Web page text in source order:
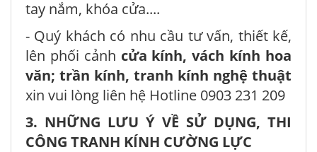
tay nắm, khóa cửa....
- Quý khách có nhu cầu tư vấn, thiết kế,
lên phối cảnh cửa kính, vách kính hoa
văn; trần kính, tranh kính nghệ thuật
xin vui lòng liên hệ Hotline 0903 231 209
3. NHỮNG LƯU Ý VỀ SỬ DỤNG, THI
CÔNG TRANH KÍNH CƯỜNG LỰC